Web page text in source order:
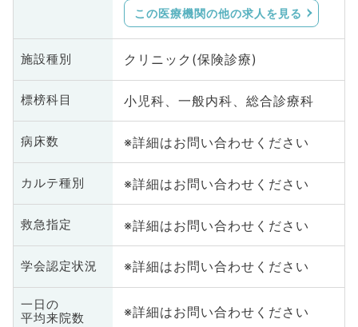
この医療機関の他の求人を見る
施設種別 クリニック(保険診療)
標榜科目 小児科、一般内科、総合診療科
病床数 ※詳細はお問い合わせください
カルテ種別 ※詳細はお問い合わせください
救急指定 ※詳細はお問い合わせください
学会認定状況 ※詳細はお問い合わせください
一日の
平均来院数
※詳細はお問い合わせください